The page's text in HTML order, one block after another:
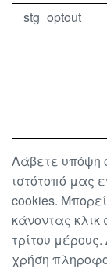
_stg_optout
Λάβετε υπόψη
ιστότοπό μας
cookies.
κάνοντας κλικ
τρίτου
χρήση